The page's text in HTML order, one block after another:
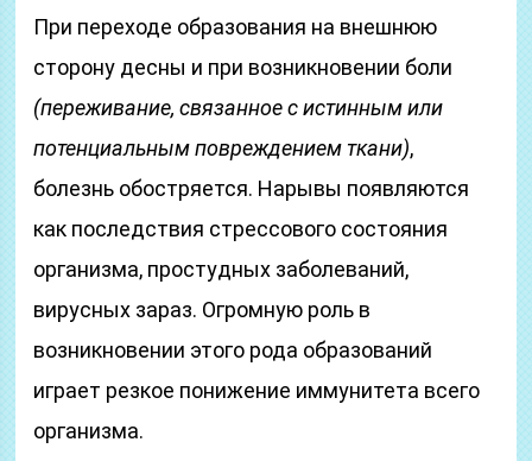
При переходе образования на внешнюю
сторону десны и при возникновении боли
(переживание, связанное с истинным или
потенциальным повреждением ткани),
болезнь обостряется. Нарывы появляются
как последствия стрессового состояния
организма, простудных заболеваний,
вирусных зараз. Огромную роль в
возникновении этого рода образований
играет резкое понижение иммунитета всего
организма.